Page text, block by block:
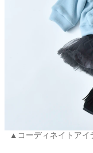
▲コーディネイトアイ